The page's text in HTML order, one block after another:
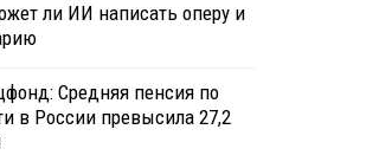
ли ИИ написать оперу и
Средняя пенсия по
в России превысила 27,2